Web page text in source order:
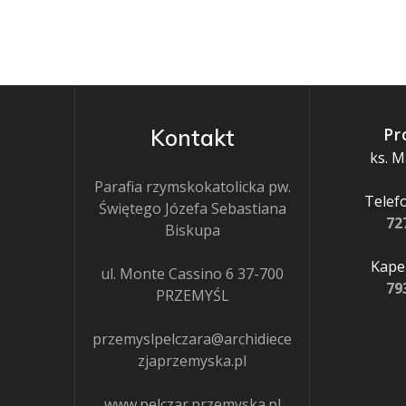
Kontakt
Parafia rzymskokatolicka pw.
Świętego Józefa Sebastiana
Biskupa
ul. Monte Cassino 6 37-700
PRZEMYŚL
przemyslpelczara@archidiece
zjaprzemyska.pl
ks.